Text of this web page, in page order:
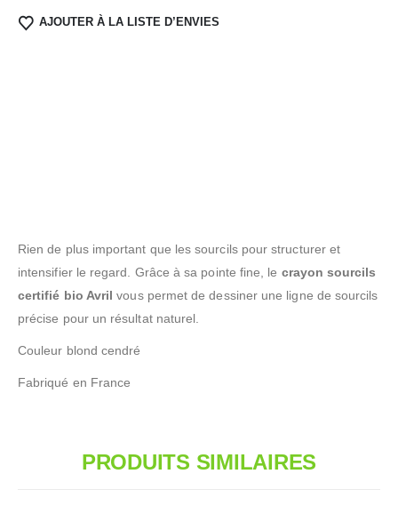
AJOUTER À LA LISTE D’ENVIES
Rien de plus important que les sourcils pour structurer et
intensifier le regard. Grâce à sa pointe fine, le crayon sourcils
certifié bio Avril vous permet de dessiner une ligne de sourcils
précise pour un résultat naturel.
Couleur blond cendré
Fabriqué en France
PRODUITS SIMILAIRES